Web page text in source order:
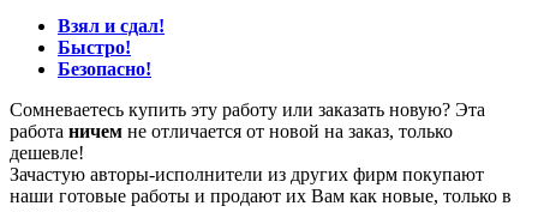
Взял и сдал!
Быстро!
Безопасно!
Сомневаетесь купить эту работу или заказать новую? Эта
работа ничем не отличается от новой на заказ, только
дешевле!
Зачастую авторы-исполнители из других фирм покупают
наши готовые работы и продают их Вам как новые, только в